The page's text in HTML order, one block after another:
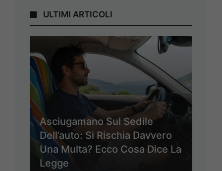
ULTIMI ARTICOLI
Asciugamano Sul Sedile
Dell’auto: Si Rischia Davvero
Una Multa? Ecco Cosa Dice La
Legge